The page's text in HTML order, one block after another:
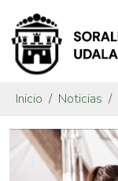
Inicio Noticias